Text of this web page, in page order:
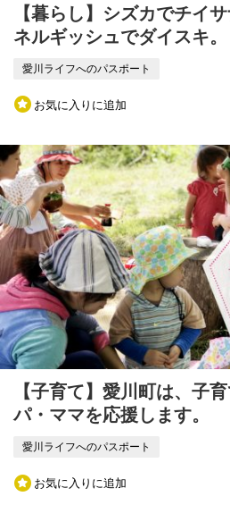
【暮らし】シズカでチイ
ネルギッシュでダイスキ。
お気に入りに追加
愛川ライフへのパスポート
【子育て】愛川町は、子
パ・ママを応援します。
お気に入りに追加
愛川ライフへのパスポート